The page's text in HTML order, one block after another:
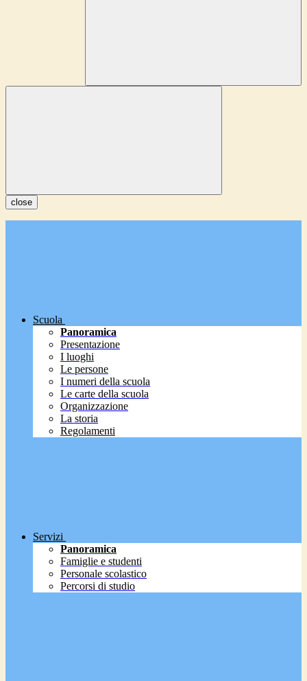
close
Scuola
Panoramica
Presentazione
I luoghi
Le persone
I numeri della scuola
Le carte della scuola
Organizzazione
La storia
Regolamenti
Servizi
Panoramica
Famiglie e studenti
Personale scolastico
Percorsi di studio